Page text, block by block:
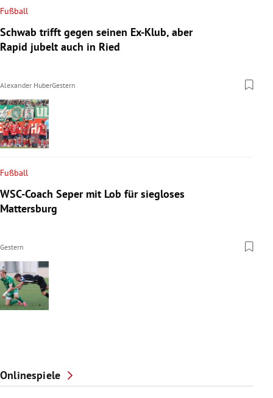
Fußball
Schwab trifft gegen seinen Ex-Klub, aber
Rapid jubelt auch in Ried
Alexander HuberGestern
Fußball
WSC-Coach Seper mit Lob für siegloses
Mattersburg
Gestern
Onlinespiele